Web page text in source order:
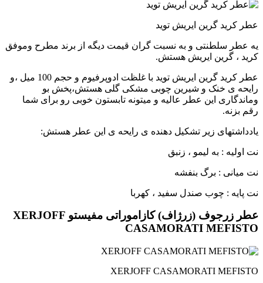
عطر کرید گرین ایریش توید
یه عطر سلطنتی و به نسبت گران قیمت دیگه از برند مطرح و‌موفق
کرید ، گرین ایریش هستش.
عطر کرید گرین ایریش توید با غلظت ادوپرفیوم و حجم 100 میل ،و
رایحه ی خنک و شیرین چوبی مشکی گلی هستش،پخش بو
و‌ماندگاری این عطر عالیه و میتونه تابستون خوبی رو برای شما
رقم بزنه.
یادداشتهای زیر تشکیل دهنده ی رایحه ی این عطر هستش:
نت اولیه : به لیمو ، زنبق
نت میانی : برگ بنفشه
نت پایه : چوب صندل سفید ، کهربا
عطر زرجوف (زرژاف) کازاموراتی مفیستو XERJOFF
CASAMORATI MEFISTO
XERJOFF CASAMORATI MEFISTO